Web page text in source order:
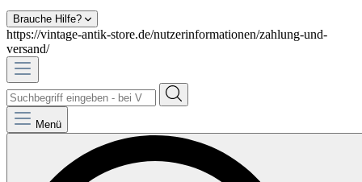
Brauche Hilfe?
https://vintage-antik-store.de/nutzerinformationen/zahlung-und-
versand/
Menü